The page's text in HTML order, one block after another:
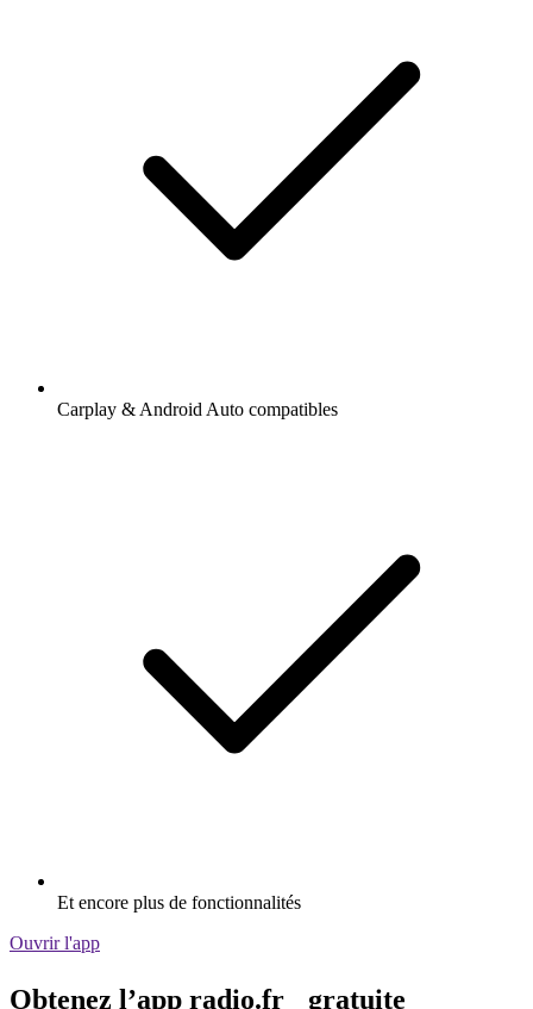
Carplay & Android Auto compatibles
Et encore plus de fonctionnalités
Ouvrir l'app
Obtenez l’app radio.fr gratuite